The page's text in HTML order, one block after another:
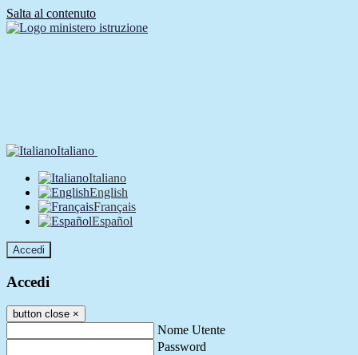
Salta al contenuto
Italiano
Italiano
English
Français
Español
Accedi
Accedi
button close ×
Nome Utente
Password